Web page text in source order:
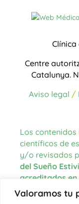
Valoramos tu
Clínica
Centre
Catalunya.
Aviso legal /
Los
científicos de
y/o revisados
del Sueño
acreditados
Las fuentes de